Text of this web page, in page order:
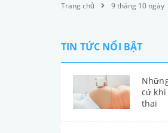
Trang chủ 9 tháng 10 ngày
TIN TỨC NỔI BẬT
cứ
thai